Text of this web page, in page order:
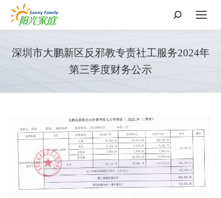
搜
索：
深圳市大鹏新区反邪教专责社工服务2024年
第三季度财务公示